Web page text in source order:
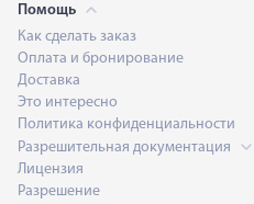
Помощь
Как сделать заказ
Оплата и бронирование
Доставка
Это интересно
Политика конфиденциальности
Разрешительная документация
Лицензия
Разрешение